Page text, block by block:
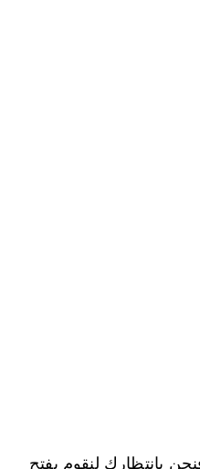
فنيين متخصصين في هذا
في صب مفاتيح جديدة